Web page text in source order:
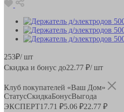
253₽/ шт
Скидка и бонус до22.77 ₽/ шт
Клуб покупателей «Ваш Дом»
СтатусСкидкаБонусВыгода
ЭКСПЕРТ17.71 ₽5.06 ₽22.77 ₽